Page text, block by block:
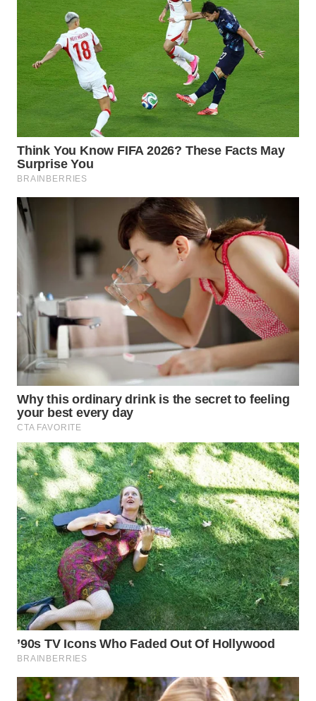
PADANG
LAWAS
WN
SUMEDANG
WN
CIANJUR
KEPULAUAN
TANGERANG
WN
BINJAI
WN
CIREBON
WN
INDRAMAYU
WN
KUNINGAN
WN
MAJALENGKA
WN
SUBANG
WN
SUKABUMI
WN
PURWAKARTA